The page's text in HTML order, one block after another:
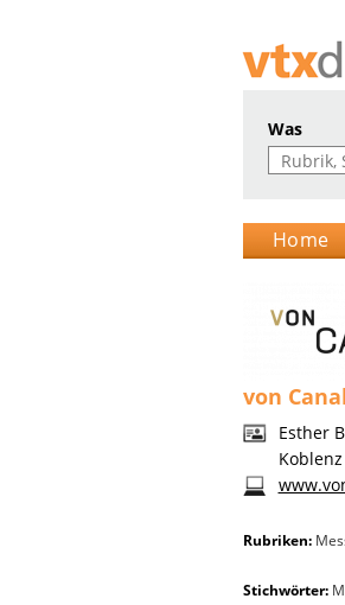
Was
Home
von
Esther
Koblenz
Rubriken:
Stichwörter: